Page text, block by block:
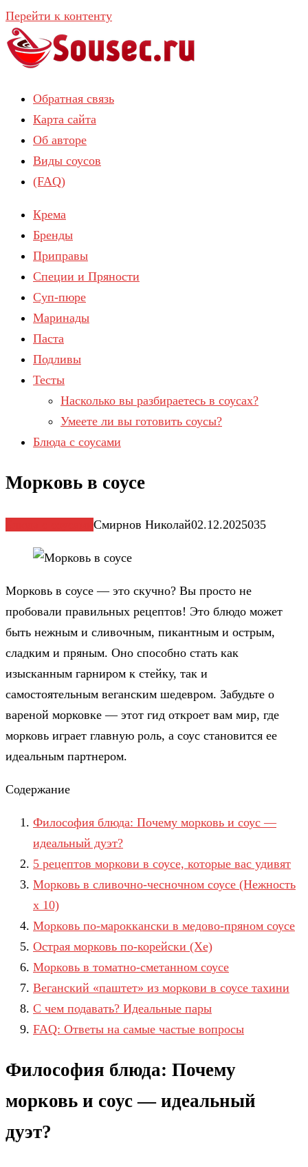
Перейти к контенту
Обратная связь
Карта сайта
Об авторе
Виды соусов
(FAQ)
Крема
Бренды
Приправы
Специи и Пряности
Суп-пюре
Маринады
Паста
Подливы
Тесты
Насколько вы разбираетесь в соусах?
Умеете ли вы готовить соусы?
Блюда с соусами
Морковь в соусе
Смирнов Николай02.12.2025035
Морковь в соусе — это скучно? Вы просто не
пробовали правильных рецептов! Это блюдо может
быть нежным и сливочным, пикантным и острым,
сладким и пряным. Оно способно стать как
изысканным гарниром к стейку, так и
самостоятельным веганским шедевром. Забудьте о
вареной морковке — этот гид откроет вам мир, где
морковь играет главную роль, а соус становится ее
идеальным партнером.
Содержание
Философия блюда: Почему морковь и соус —
идеальный дуэт?
5 рецептов моркови в соусе, которые вас удивят
Морковь в сливочно-чесночном соусе (Нежность
х 10)
Морковь по-мароккански в медово-пряном соусе
Острая морковь по-корейски (Хе)
Морковь в томатно-сметанном соусе
Веганский «паштет» из моркови в соусе тахини
С чем подавать? Идеальные пары
FAQ: Ответы на самые частые вопросы
Философия блюда: Почему
морковь и соус — идеальный
дуэт?